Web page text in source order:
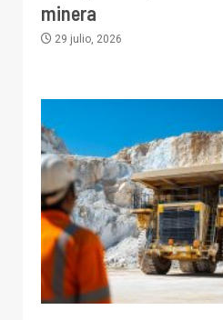
minera
29 julio, 2026